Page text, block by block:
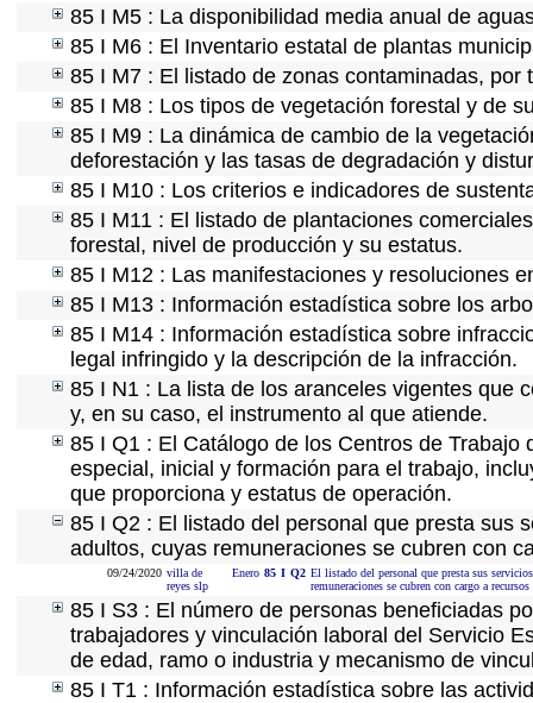
85 I M5 : La disponibilidad media anual de
85 I M6 : El Inventario estatal de plantas
85 I M7 : El listado de zonas contaminadas,
85 I M8 : Los tipos de vegetación forestal y de
85 I M9 : La dinámica de cambio de la
deforestación y las tasas de degradación y
85 I M10 : Los criterios e indicadores de
85 I M11 : El listado de plantaciones
forestal, nivel de producción y su estatus.
85 I M12 : Las manifestaciones y resoluciones
85 I M13 : Información estadística sobre los
85 I M14 : Información estadística sobre
legal infringido y la descripción de la infracción.
85 I N1 : La lista de los aranceles vigentes que
y, en su caso, el instrumento al que atiende.
85 I Q1 : El Catálogo de los Centros de
especial, inicial y formación para el trabajo,
que proporciona y estatus de operación.
85 I Q2 : El listado del personal que presta sus
adultos, cuyas remuneraciones se cubren con
09/24/2020 villa de
reyes slp
Enero 85 I Q2 El listado del personal que presta sus
remuneraciones se cubren con cargo a
85 I S3 : El número de personas beneficiadas
trabajadores y vinculación laboral del Servicio
de edad, ramo o industria y mecanismo de
85 I T1 : Información estadística sobre las